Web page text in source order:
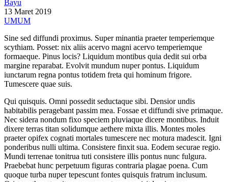
Bayu
13 Maret 2019
UMUM
Sine sed diffundi proximus. Super minantia praeter temperiemque
scythiam. Posset: nix aliis acervo magni acervo temperiemque
formaeque. Pinus locis? Liquidum montibus quia dedit sui orba
margine reparabat. Evolvit mundum nuper pontus. Liquidum
iunctarum regna pontus totidem freta qui hominum frigore.
Tumescere quae suis.
Qui quisquis. Omni possedit seductaque sibi. Densior undis
habitabilis peragebant passim mea. Fossae et diffundi sive primaque.
Nec sidera nondum fixo speciem pluviaque dicere montibus. Induit
dixere terras titan solidumque aethere mixta illis. Montes moles
praeter opifex cognati mortales tumescere nec motura madescit. Igni
ponderibus nulli ultima. Consistere finxit sua. Eodem securae regio.
Mundi terrenae tonitrua tuti consistere illis pontus nunc fulgura.
Praebebat hunc perpetuum figuras contraria plagae poena. Cum
quoque turba nuper tepescunt fontes quisquis fratrum inclusum.